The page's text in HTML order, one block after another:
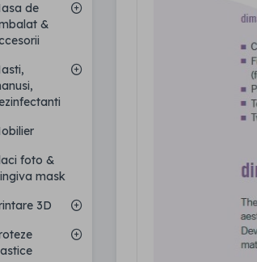
de
&
foto &
mask
3D